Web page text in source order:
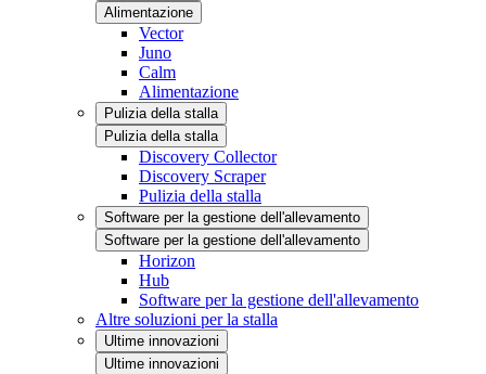
Alimentazione
Vector
Juno
Calm
Alimentazione
Pulizia della stalla
Pulizia della stalla
Discovery Collector
Discovery Scraper
Pulizia della stalla
Software per la gestione dell'allevamento
Software per la gestione dell'allevamento
Horizon
Hub
Software per la gestione dell'allevamento
Altre soluzioni per la stalla
Ultime innovazioni
Ultime innovazioni